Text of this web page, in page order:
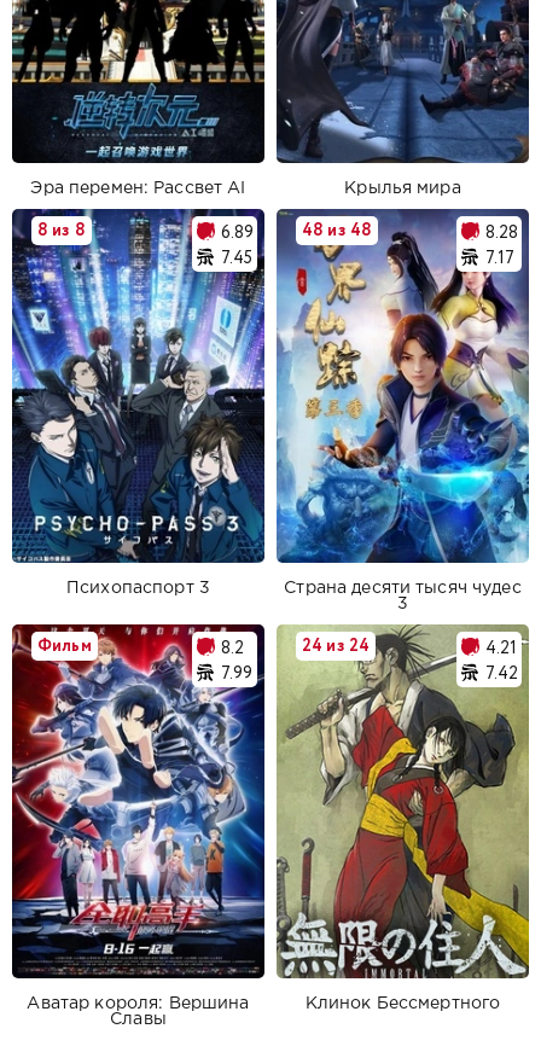
Эра перемен: Рассвет AI Крылья мира
Психопаспорт 3
8 из 8
6.89
7.45
Страна десяти тысяч чудес
3
48 из 48
8.28
7.17
Аватар короля: Вершина
Славы
Фильм
8.2
7.99
Клинок Бессмертного
24 из 24
4.21
7.42